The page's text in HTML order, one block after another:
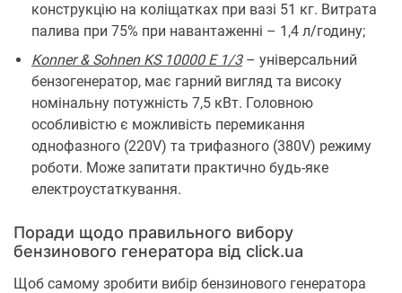
конструкцію на коліщатках при вазі 51 кг. Витрата
палива при 75% при навантаженні – 1,4 л/годину;
Konner & Sohnen KS 10000 E 1/3– універсальний
бензогенератор, має гарний вигляд та високу
номінальну потужність 7,5 кВт. Головною
особливістю є можливість перемикання
однофазного (220V) та трифазного (380V) режиму
роботи. Може запитати практично будь-яке
електроустаткування.
Поради щодо правильного вибору
бензинового генератора від click.ua
Щоб самому зробити вибір бензинового генератора